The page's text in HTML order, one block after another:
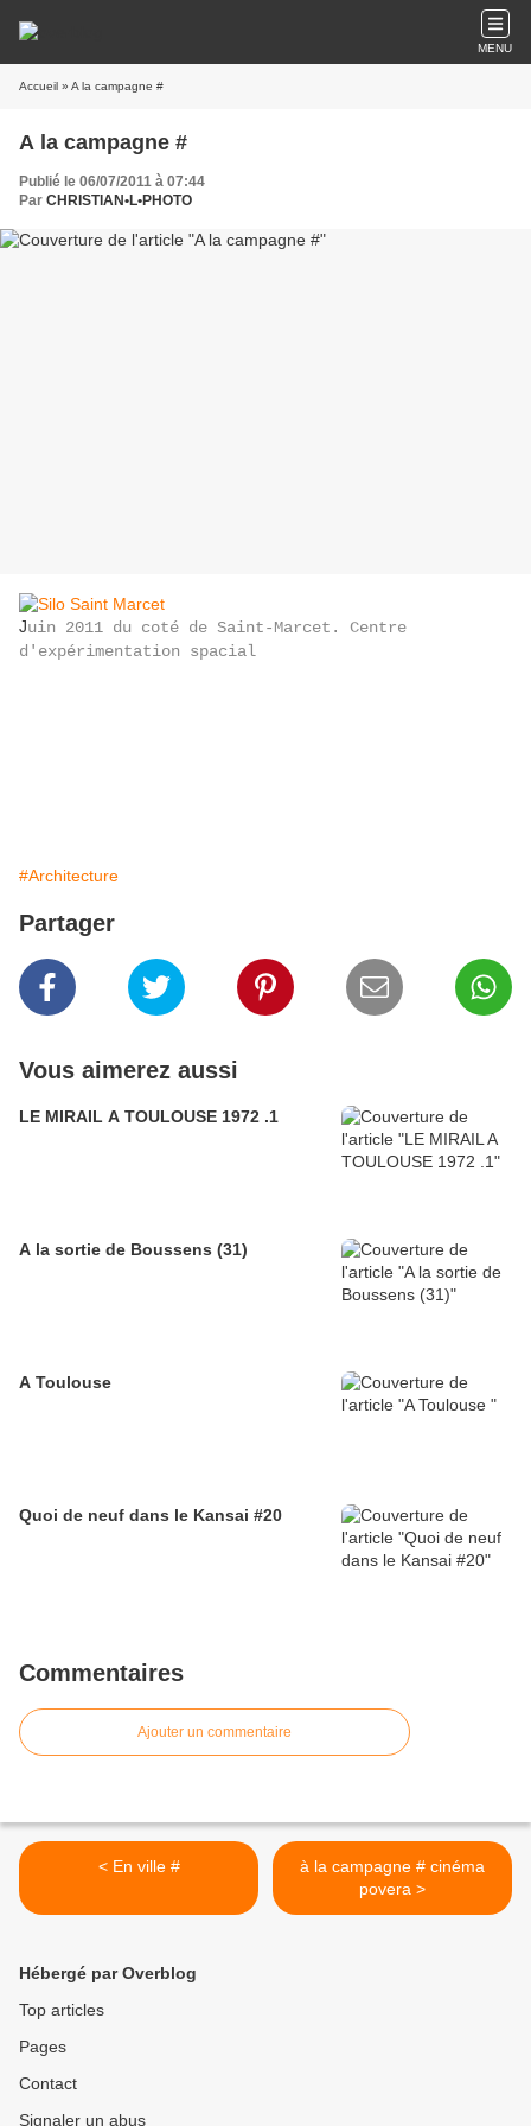
MENU
Accueil » A la campagne #
A la campagne #
Publié le 06/07/2011 à 07:44
Par CHRISTIAN•L•PHOTO
Juin 2011 du coté de Saint-Marcet. Centre
d'expérimentation spacial
#Architecture
Partager
Vous aimerez aussi
LE MIRAIL A TOULOUSE 1972 .1
A la sortie de Boussens (31)
A Toulouse
Quoi de neuf dans le Kansai #20
Commentaires
Ajouter un commentaire
< En ville #
à la campagne # cinéma
povera >
Hébergé par Overblog
Top articles
Pages
Contact
Signaler un abus